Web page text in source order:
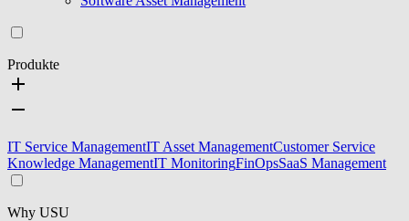
Produkte
IT Service ManagementIT Asset ManagementCustomer Service
Knowledge ManagementIT MonitoringFinOpsSaaS Management
Why USU